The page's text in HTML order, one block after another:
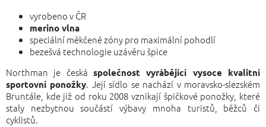
vyrobeno v ČR
merino vlna
speciální měkčené zóny pro maximální pohodlí
bezešvá technologie uzávěru špice
Northman je česká společnost vyrábějící vysoce kvalitní
sportovní ponožky. Její sídlo se nachází v moravsko-slezském
Bruntále, kde již od roku 2008 vznikají špičkové ponožky, které
staly nezbytnou součástí výbavy mnoha turistů, běžců či
cyklistů.